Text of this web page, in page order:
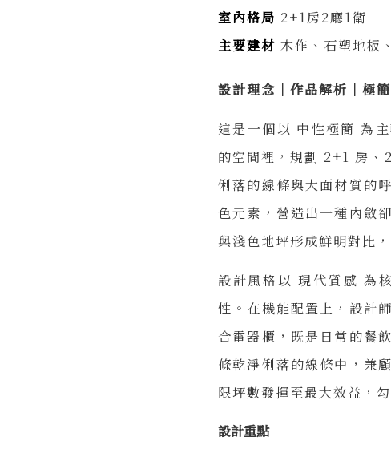
室內格局 2+1房2廳1衛
主要建材 木作、石塑地板
設計理念｜作品解析｜極
這是一個以 中性極簡 為
的空間裡，規劃 2+1 房、
俐落的線條與大面材質的
色元素，營造出一種內斂
與淺色地坪形成鮮明對比
設計風格以 現代質感 為
性。在機能配置上，設計
合電器櫃，既是日常的餐
條乾淨俐落的線條中，兼
限坪數發揮至最大效益，
設計重點